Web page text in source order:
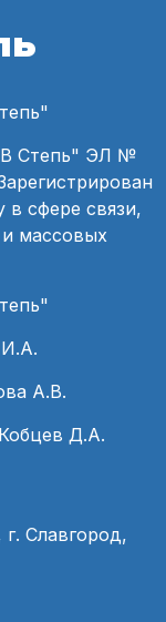
Степь" ЭЛ №
сфере связи,
массовых
А.В.
Д.А.
Славгород,